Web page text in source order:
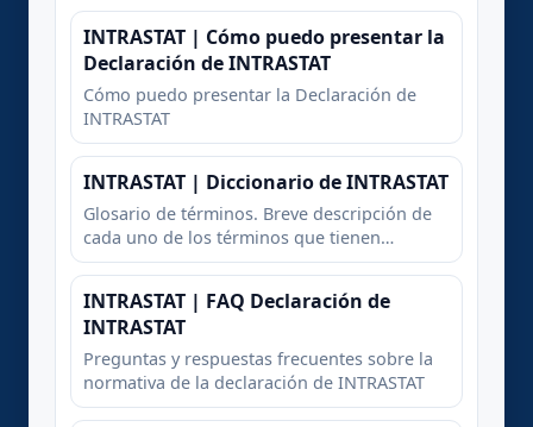
por primera vez en 1988 mediante
Reglamento de la entonces Comisión de la
Comunidad Económica Europea.
INTRASTAT | Cómo puedo presentar la
Declaración de INTRASTAT
Cómo puedo presentar la Declaración de
INTRASTAT
INTRASTAT | Diccionario de INTRASTAT
Glosario de términos. Breve descripción de
cada uno de los términos que tienen
relación con INTRASTAT y el comercio
INTRASTAT | FAQ Declaración de
INTRASTAT
Preguntas y respuestas frecuentes sobre la
normativa de la declaración de INTRASTAT